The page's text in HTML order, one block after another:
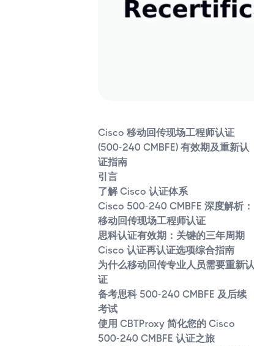
Cisco 移动回传现场工程师认证
(500-240 CMBFE) 有效期及重新认
证指南
引言
了解 Cisco 认证体系
Cisco 500-240 CMBFE 深度解析：
移动回传现场工程师认证
思科认证有效期：关键的三年周期
Cisco 认证再认证选项综合指南
为什么移动回传专业人员需要重新认
证
备考思科 500-240 CMBFE 及后续
考试
使用 CBTProxy 简化您的 Cisco
500-240 CMBFE 认证之旅